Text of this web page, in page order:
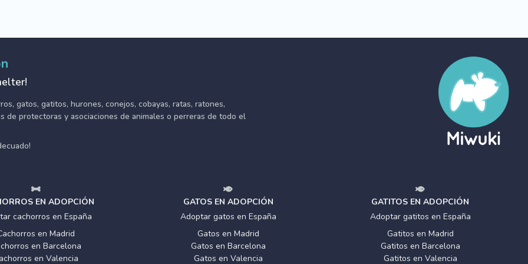
gatos, gatitos, hurones, conejos, cobayas, ratas, ratones,
de protectoras y asociaciones de animales o perreras de todo el
EN ADOPCIÓN
cachorros en España
en Madrid
en Barcelona
en Valencia
GATOS EN ADOPCIÓN
Adoptar gatos en España
Gatos en Madrid
Gatos en Barcelona
Gatos en Valencia
GATITOS EN ADOPCIÓN
Adoptar gatitos en España
Gatitos en Madrid
Gatitos en Barcelona
Gatitos en Valencia